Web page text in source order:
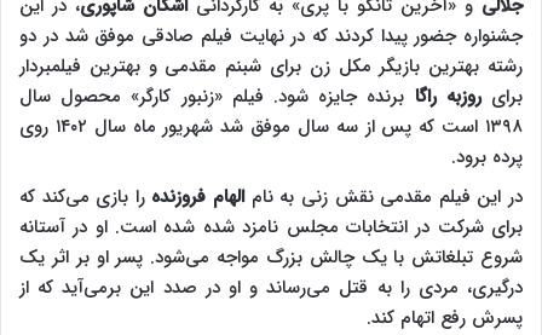
جلالی و «آخرین تانگو با پری» به کارگردانی اشکان شاپوری، در این
جشنواره جضور پیدا کردند که در نهایت فیلم صادقی موفق شد در دو
رشته بهترین بازیگر مکل زن برای شبنم مقدمی و بهترین فیلمبردار
برای روزبه راگا برنده جایزه شود. فیلم «زنبور کارگر» محصول سال
۱۳۹۸ است که پس از سه سال موفق شد شهریور ماه سال ۱۴۰۲ روی
پرده برود.
در این فیلم مقدمی نقش زنی به نام الهام فروزندهرا بازی می‌کند که
برای شرکت در انتخابات مجلس نامزد شده شده است. او در آستانه
شروع تبلغاتش با یک چالش بزرگ مواجه می‌شود. پسر او بر اثر یک
درگیری، مردی را به قتل می‌رساند و او در صدد این برمی‌آید که از
پسرش رفع اتهام کند.